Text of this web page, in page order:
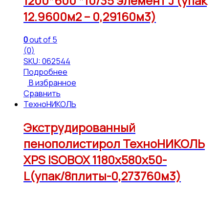
12.9600м2 – 0,29160м3)
0out of 5
(0)
SKU: 062544
Подробнее
В избранное
Сравнить
ТехноНИКОЛЬ
Экструдированный
пенополистирол ТехноНИКОЛЬ
XPS ISOBOX 1180x580x50-
L(упак/8плиты-0,273760м3)